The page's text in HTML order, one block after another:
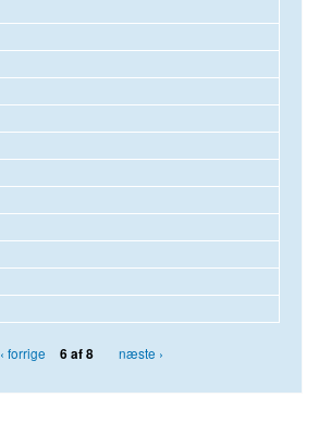
‹ forrige 6 af 8 næste ›